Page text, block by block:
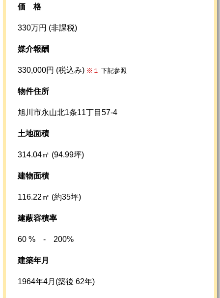
価格
330万円 (非課税)
媒介報酬
330,000円 (税込み) ※１ 下記参照
物件住所
旭川市永山北1条11丁目57-4
土地面積
314.04㎡ (94.99坪)
建物面積
116.22㎡ (約35坪)
建蔽容積率
60 % - 200%
建築年月
1964年4月(築後 62年)